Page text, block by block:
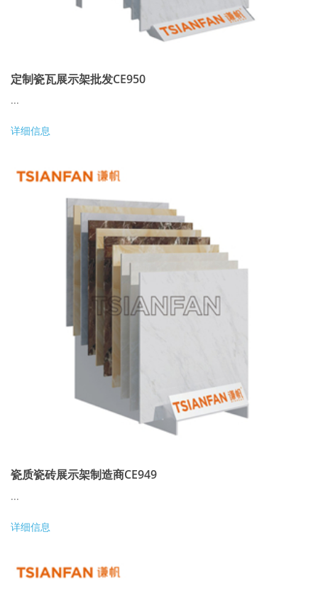
定制瓷瓦展示架批发CE950
...
详细信息
瓷质瓷砖展示架制造商CE949
...
详细信息